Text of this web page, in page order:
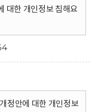
대한 개인정보 침해요
정안에 대한 개인정보